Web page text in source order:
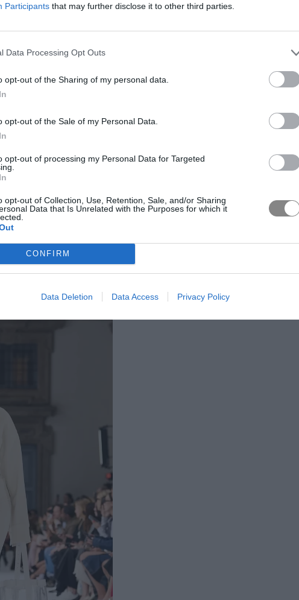
Participants that may further disclose it to other third parties.
Data Processing Opt Outs
opt-out of the Sharing of my personal data.
opt-out of the Sale of my Personal Data.
opt-out of processing my Personal Data for Targeted
opt-out of Collection, Use, Retention, Sale, and/or Sharing
Data that Is Unrelated with the Purposes for which it
CONFIRM
Data Deletion Data Access Privacy Policy
να ξεπεράσουν τη διαχρονικότητα και την ευελιξία
τα μεταξωτά παντελόνια αποτελούν σοβαρή «απειλή»,
looking χωρίς να χρειάζεται να καταβάλετε
Ένας τρόπος με τον οποίο επιλέγουν απανταχού fashion
τους είναι σε συνδυασμό με πουλόβερ και all time
heels.